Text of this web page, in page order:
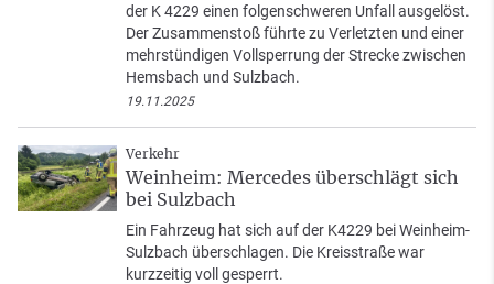
der K 4229 einen folgenschweren Unfall ausgelöst.
Der Zusammenstoß führte zu Verletzten und einer
mehrstündigen Vollsperrung der Strecke zwischen
Hemsbach und Sulzbach.
19.11.2025
Verkehr
Weinheim: Mercedes überschlägt sich
bei Sulzbach
Ein Fahrzeug hat sich auf der K4229 bei Weinheim-
Sulzbach überschlagen. Die Kreisstraße war
kurzzeitig voll gesperrt.